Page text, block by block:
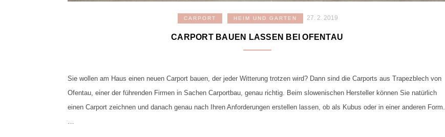
CARPORT HEIM UND GARTEN 27. 2. 2019
CARPORT BAUEN LASSEN BEI OFENTAU
Sie wollen am Haus einen neuen Carport bauen, der jeder Witterung trotzen wird? Dann sind die Carports aus Trapezblech von
Ofentau, einer der führenden Firmen in Sachen Carportbau, genau richtig. Beim slowenischen Hersteller können Sie natürlich
einen Carport zeichnen und danach genau nach Ihren Anforderungen erstellen lassen, ob als Kubus oder in einer anderen Form.
…